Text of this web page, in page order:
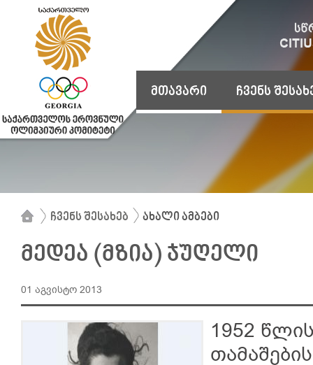
მთავარი ჩვენს
ჩვენს შესახებ ახალი ამბები
მედეა (მზია) ჯუღელი
01 აგვისტო 2013
1952